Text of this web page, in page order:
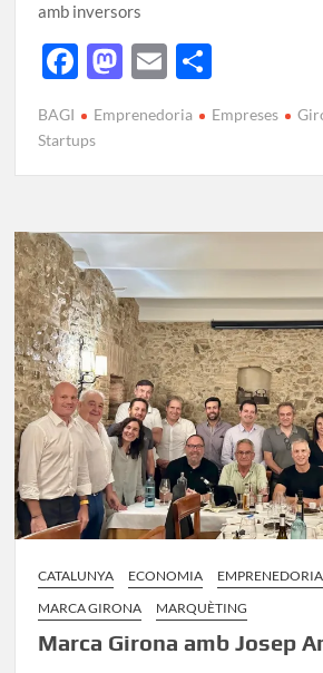
amb inversors
F
e
b
o
k
M
to
d
n
E
ail m
p
te
BAGI Emprenedoria Empreses
Startups
CATALUNYA ECONOMIA EMPRENEDORIA
MARCA GIRONA
MARQUÈTING
Marca Girona amb Josep